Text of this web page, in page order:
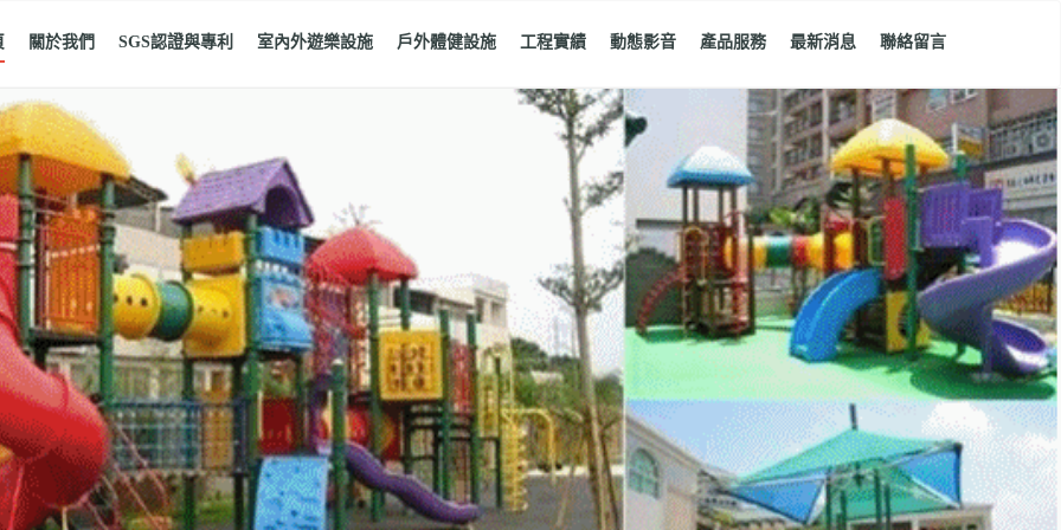
關於我們 SGS認證與專利 室內外遊樂設施 戶外體健設施 工程實績 動態影音 產品服務 最新消息 聯絡留言